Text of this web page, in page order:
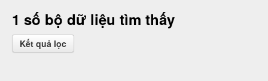
1 số bộ dữ liệu tìm thấy
Kết quả lọc